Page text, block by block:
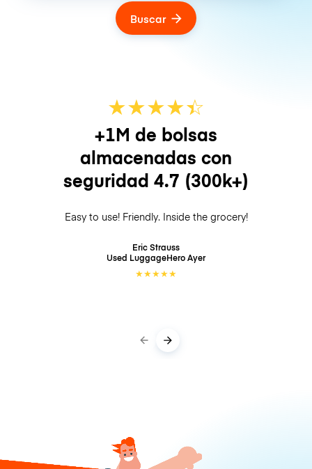
Buscar
★★★★☆
★
+1M de bolsas
almacenadas con
seguridad 4.7 (300k+)
Easy to use! Friendly. Inside the grocery!
Eric Strauss
Used LuggageHeroAyer
★★★★★